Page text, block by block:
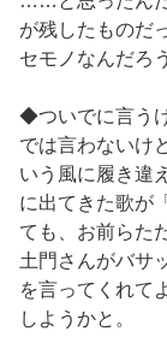
が残したものだ
セモノなんだろ
◆ついでに言う
では言わないけ
いう風に履き違
に出てきた歌が
ても、お前らた
土門さんがバサ
を言ってくれて
しようかと。